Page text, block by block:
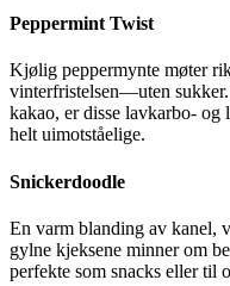
Peppermint Twist
Kjølig peppermynte møter
vinterfristelsen—uten
kakao, er disse lavkarbo- og
helt uimotståelige.
Snickerdoodle
En varm blanding av kanel,
gylne kjeksene minner om
perfekte som snacks eller til